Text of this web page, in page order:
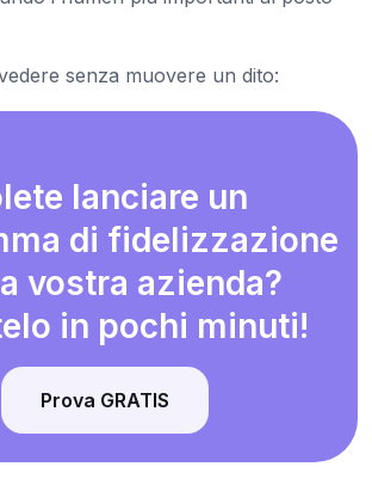
senza muovere un dito:
lanciare un
di fidelizzazione
vostra azienda?
in pochi minuti!
Prova GRATIS